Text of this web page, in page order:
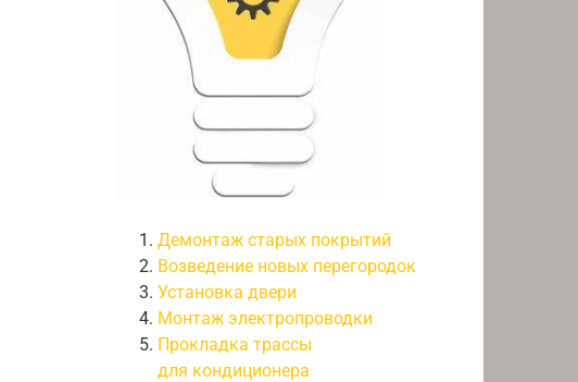
Демонтаж старых покрытий
Возведение новых перегородок
Установка двери
Монтаж электропроводки
Прокладка трассы
для кондиционера